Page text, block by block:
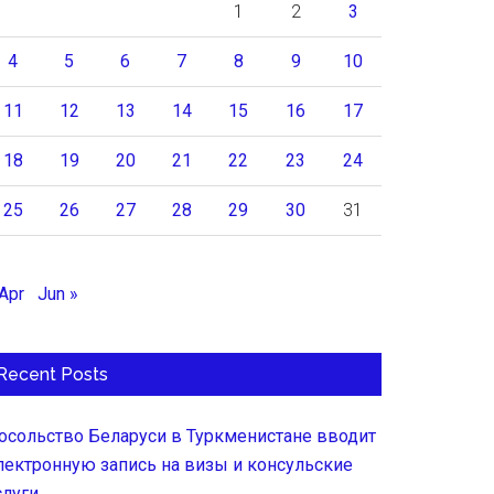
1 2 3
4 5 6 7 8 9 10
11 12 13 14 15 16 17
18 19 20 21 22 23 24
25 26 27 28 29 30 31
Jun »
Posts
Беларуси в Туркменистане вводит
запись на визы и консульские